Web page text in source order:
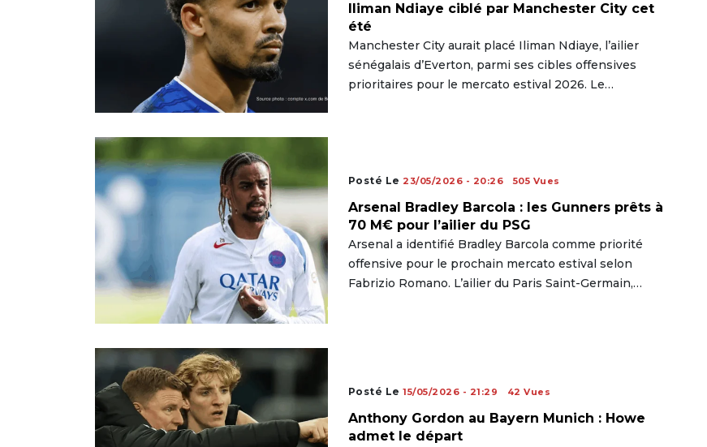
Iliman Ndiaye ciblé par Manchester City cet
été
Manchester City aurait placé Iliman Ndiaye, l’ailier
sénégalais d’Everton, parmi ses cibles offensives
prioritaires pour le mercato estival 2026. Le…
Posté Le 23/05/2026 - 20:26 505 Vues
Arsenal Bradley Barcola : les Gunners prêts à
70 M€ pour l’ailier du PSG
Arsenal a identifié Bradley Barcola comme priorité
offensive pour le prochain mercato estival selon
Fabrizio Romano. L’ailier du Paris Saint-Germain,…
Posté Le15/05/2026 - 21:29 42 Vues
Anthony Gordon au Bayern Munich : Howe
admet le départ